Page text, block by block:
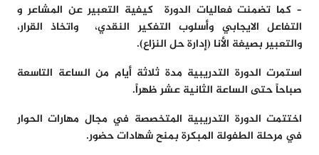
– كما تضمنت فعاليات الدورة كيفية التعبير عن المشاعر و
التفاعل الايجابي وأسلوب التفكير النقدي، واتخاذ القرار،
والتعبير بصيغة الأنا (إدارة حل النزاع).
استمرت الدورة التدريبية مدة ثلاثة أيام من الساعة التاسعة
صباحاً حتى الساعة الثانية عشر ظهراً.
اختتمت الدورة التدريبية المتخصصة في مجال مهارات الحوار
في مرحلة الطفولة المبكرة بمنح شهادات حضور.